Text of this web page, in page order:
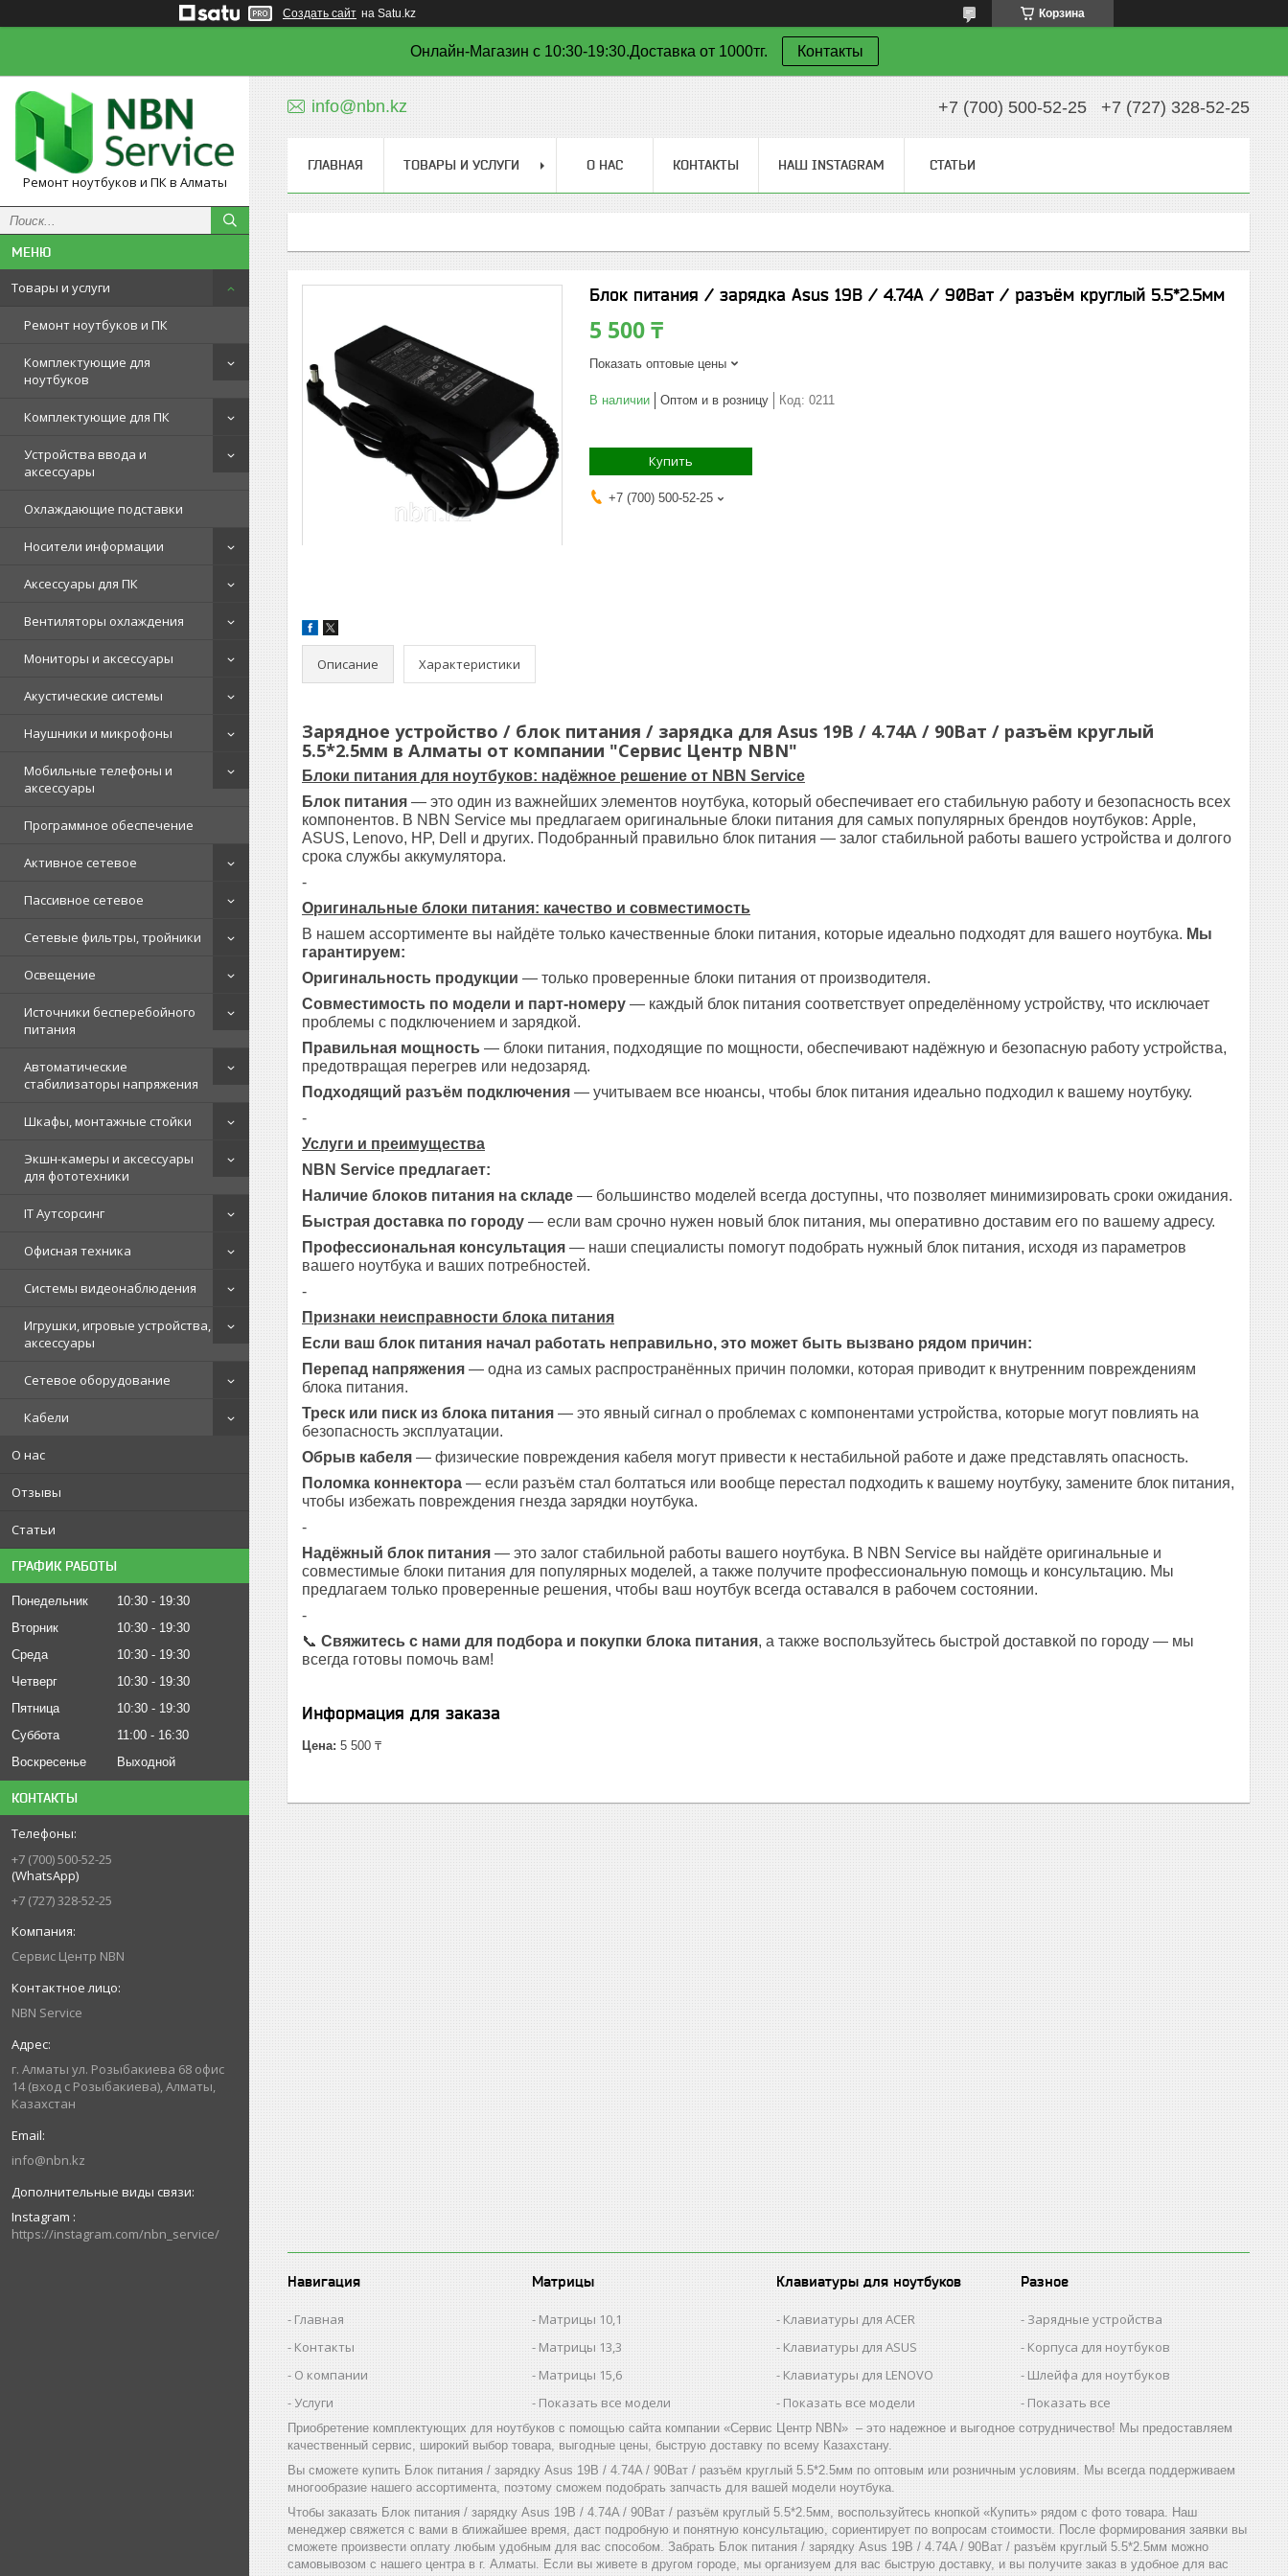
Создать сайт на Satu.kz Корзина
Онлайн-Магазин с 10:30-19:30.Доставка от 1000тг. Контакты
Ремонт ноутбуков и ПК в Алматы
Товары и услуги
Ремонт ноутбуков и ПК
Комплектующие для
ноутбуков
Комплектующие для ПК
Устройства ввода и
аксессуары
Охлаждающие подставки
Носители информации
Аксессуары для ПК
Вентиляторы охлаждения
Мониторы и аксессуары
Акустические системы
Наушники и микрофоны
Мобильные телефоны и
аксессуары
Программное обеспечение
Активное сетевое
Пассивное сетевое
Сетевые фильтры, тройники
Освещение
Источники бесперебойного
питания
Автоматические
стабилизаторы напряжения
Шкафы, монтажные стойки
Экшн-камеры и аксессуары
для фототехники
IT Аутсорсинг
Офисная техника
Системы видеонаблюдения
Игрушки, игровые устройства,
аксессуары
Сетевое оборудование
Кабели
О нас
Отзывы
Статьи
ГРАФИК РАБОТЫ
Понедельник 10:30
19:30
Вторник
10:30
19:30
Среда
10:30
19:30
Четверг
10:30
19:30
Пятница
10:30
19:30
Суббота
11:00
16:30
Воскресенье
Выходной
КОНТАКТЫ
+7 (700) 500-52-25
(WhatsApp)
+7 (727) 328-52-25
Сервис Центр NBN
NBN Service
г. Алматы ул. Розыбакиева 68 офис
14 (вход с Розыбакиева), Алматы,
Казахстан
info@nbn.kz
Instagram
https://instagram.com/nbn_service/
info@nbn.kz +7 (700) 500-52-25 +7 (727) 328-52-25
ГЛАВНАЯ ТОВАРЫ И УСЛУГИ О НАС КОНТАКТЫ НАШ INSTAGRAM СТАТЬИ
Блок питания / зарядка Asus 19В / 4.74A / 90Ват / разъём круглый 5.5*2.5мм
5 500 ₸
Показать оптовые цены
В наличии Оптом и в розницу Код: 0211
Купить
+7 (700) 500-52-25
Описание Характеристики
Зарядное устройство / блок питания / зарядка для Asus 19В / 4.74A / 90Ват / разъём круглый
5.5*2.5мм в Алматы от компании "Сервис Центр NBN"
Блоки питания для ноутбуков: надёжное решение от NBN Service
Блок питания — это один из важнейших элементов ноутбука, который обеспечивает его стабильную работу и безопасность всех
компонентов. В NBN Service мы предлагаем оригинальные блоки питания для самых популярных брендов ноутбуков: Apple,
ASUS, Lenovo, HP, Dell и других. Подобранный правильно блок питания — залог стабильной работы вашего устройства и долгого
срока службы аккумулятора.
-
Оригинальные блоки питания: качество и совместимость
В нашем ассортименте вы найдёте только качественные блоки питания, которые идеально подходят для вашего ноутбука. Мы
гарантируем:
Оригинальность продукции — только проверенные блоки питания от производителя.
Совместимость по модели и парт-номеру — каждый блок питания соответствует определённому устройству, что исключает
проблемы с подключением и зарядкой.
Правильная мощность — блоки питания, подходящие по мощности, обеспечивают надёжную и безопасную работу устройства,
предотвращая перегрев или недозаряд.
Подходящий разъём подключения — учитываем все нюансы, чтобы блок питания идеально подходил к вашему ноутбуку.
-
Услуги и преимущества
NBN Service предлагает:
Наличие блоков питания на складе — большинство моделей всегда доступны, что позволяет минимизировать сроки ожидания.
Быстрая доставка по городу — если вам срочно нужен новый блок питания, мы оперативно доставим его по вашему адресу.
Профессиональная консультация — наши специалисты помогут подобрать нужный блок питания, исходя из параметров
вашего ноутбука и ваших потребностей.
-
Признаки неисправности блока питания
Если ваш блок питания начал работать неправильно, это может быть вызвано рядом причин:
Перепад напряжения — одна из самых распространённых причин поломки, которая приводит к внутренним повреждениям
блока питания.
Треск или писк из блока питания — это явный сигнал о проблемах с компонентами устройства, которые могут повлиять на
безопасность эксплуатации.
Обрыв кабеля — физические повреждения кабеля могут привести к нестабильной работе и даже представлять опасность.
Поломка коннектора — если разъём стал болтаться или вообще перестал подходить к вашему ноутбуку, замените блок питания,
чтобы избежать повреждения гнезда зарядки ноутбука.
-
Надёжный блок питания — это залог стабильной работы вашего ноутбука. В NBN Service вы найдёте оригинальные и
совместимые блоки питания для популярных моделей, а также получите профессиональную помощь и консультацию. Мы
предлагаем только проверенные решения, чтобы ваш ноутбук всегда оставался в рабочем состоянии.
-
📞 Свяжитесь с нами для подбора и покупки блока питания, а также воспользуйтесь быстрой доставкой по городу — мы
всегда готовы помочь вам!
Информация для заказа
Цена: 5 500 ₸
Навигация
Главная
Контакты
О компании
Услуги
Матрицы
Матрицы 10,1
Матрицы 13,3
Матрицы 15,6
Показать все модели
Клавиатуры для ноутбуков
Клавиатуры для ACER
Клавиатуры для ASUS
Клавиатуры для LENOVO
Показать все модели
Разное
Зарядные устройства
Корпуса для ноутбуков
Шлейфа для ноутбуков
Показать все
Приобретение комплектующих для ноутбуков с помощью сайта компании «Сервис Центр NBN» – это надежное и выгодное сотрудничество! Мы предоставляем
качественный сервис, широкий выбор товара, выгодные цены, быструю доставку по всему Казахстану.
Вы сможете купить Блок питания / зарядку Asus 19В / 4.74A / 90Ват / разъём круглый 5.5*2.5мм по оптовым или розничным условиям. Мы всегда поддерживаем
многообразие нашего ассортимента, поэтому сможем подобрать запчасть для вашей модели ноутбука.
Чтобы заказать Блок питания / зарядку Asus 19В / 4.74A / 90Ват / разъём круглый 5.5*2.5мм, воспользуйтесь кнопкой «Купить» рядом с фото товара. Наш
менеджер свяжется с вами в ближайшее время, даст подробную и понятную консультацию, сориентирует по вопросам стоимости. После формирования заявки вы
сможете произвести оплату любым удобным для вас способом. Забрать Блок питания / зарядку Asus 19В / 4.74A / 90Ват / разъём круглый 5.5*2.5мм можно
самовывозом с нашего центра в г. Алматы. Если вы живете в другом городе, мы организуем для вас быструю доставку, и вы получите заказ в удобное для вас